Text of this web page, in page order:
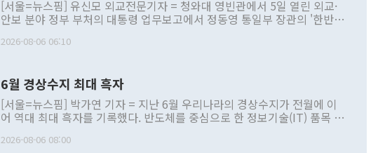
[서울=뉴스핌] 유신모 외교전문기자 = 청와대 영빈관에서 5일 열린 외교·
안보 분야 정부 부처의 대통령 업무보고에서 정동영 통일부 장관의 '한반도
발언 중에는 정부 내 조율을 거치지 않은 사안을 정책으로 추진하겠다고 공
주의적 희망에 근거한 비현실적 구상'이라는 비판을 내놨다. 그동안 정 장
관의 대북 정책 관련 발언이 물의를 빚은 적은 여러 번 있지만 대통령과 유
관 부처 장관이 공개적으로 부정적 입장을 표명한 것은 이례적이다. 정 장
관의 무리한 대북 접근법과 월권을 제어해야 한다는 목소리도 높아지고 있
다. [정동영 통일부 장관이 지난달 23일 오후 서울 종로구 정부서울청사에
2026-08-06 06:10
6월 경상수지 최대 흑자
[서울=뉴스핌] 박가연 기자 = 지난 6월 우리나라의 경상수지가 전월에 이
어 역대 최대 흑자를 기록했다. 반도체를 중심으로 한 정보기술(IT) 품목 수
료=한국은행] 한국은행이 6일 발표한 '2026년 6월 국제수지(잠정)'에 따르
2026-08-06 08:00